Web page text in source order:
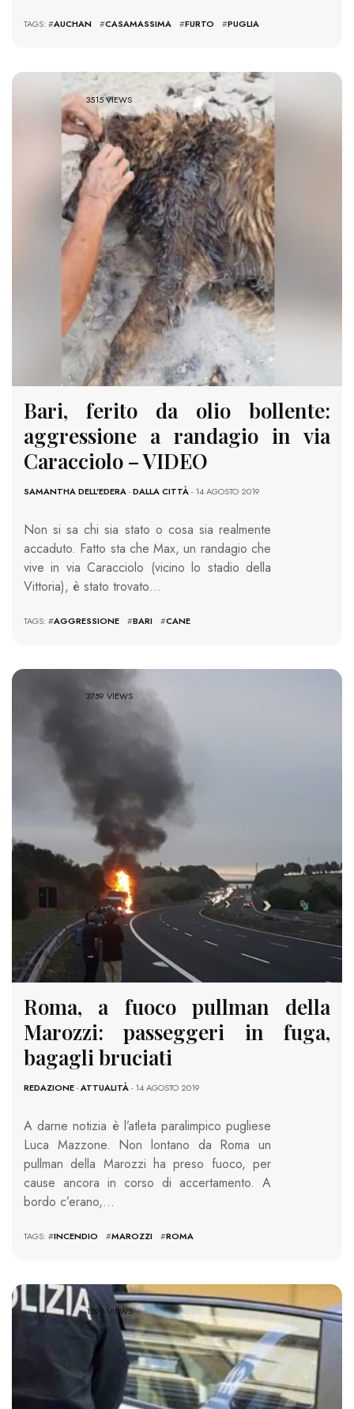
TAGS: #AUCHAN #CASAMASSIMA #FURTO #PUGLIA
3515 VIEWS
Bari, ferito da olio bollente:
aggressione a randagio in via
Caracciolo – VIDEO
SAMANTHA DELL'EDERA-DALLA CITTÀ- 14 AGOSTO 2019
Non si sa chi sia stato o cosa sia realmente
accaduto. Fatto sta che Max, un randagio che
vive in via Caracciolo (vicino lo stadio della
Vittoria), è stato trovato…
TAGS: #AGGRESSIONE #BARI #CANE
3759 VIEWS
Roma, a fuoco pullman della
Marozzi: passeggeri in fuga,
bagagli bruciati
REDAZIONE-ATTUALITÀ- 14 AGOSTO 2019
A darne notizia è l’atleta paralimpico pugliese
Luca Mazzone. Non lontano da Roma un
pullman della Marozzi ha preso fuoco, per
cause ancora in corso di accertamento. A
bordo c’erano,…
TAGS: #INCENDIO #MAROZZI #ROMA
1595 VIEWS